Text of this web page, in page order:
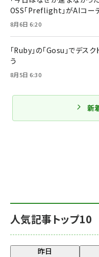
人気記事トップ10
昨日
OSS「Preflight」がAIコー
8月6日 6:20
「Ruby」の「Gosu」でデス
う
8月5日 6:30
新